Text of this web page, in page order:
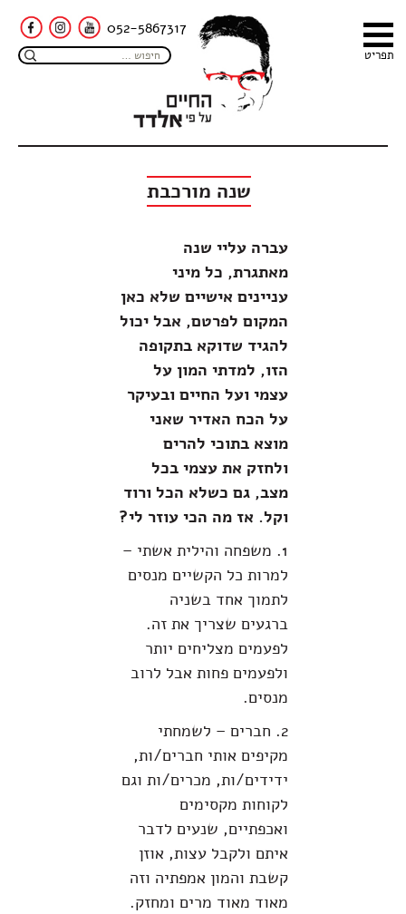
052-5867317
שנה מורכבת
עברה עליי שנה
מאתגרת, כל מיני
עניינים אישיים שלא כאן
המקום לפרטם, אבל יכול
להגיד שדוקא בתקופה
הזו, למדתי המון על
עצמי ועל החיים ובעיקר
על הכח האדיר שאני
מוצא בתוכי להרים
ולחזק את עצמי בכל
מצב, גם כשלא הכל ורוד
וקל. אז מה הכי עוזר לי?
1. משפחה והילית אשתי –
למרות כל הקשיים מנסים
לתמוך אחד בשניה
ברגעים שצריך את זה.
לפעמים מצליחים יותר
ולפעמים פחות אבל לרוב
מנסים.
2. חברים – לשמחתי
מקיפים אותי חברים/ות,
ידידים/ות, מכרים/ות וגם
לקוחות מקסימים
ואכפתיים, שנעים לדבר
איתם ולקבל עצות, אוזן
קשבת והמון אמפתיה וזה
מאוד מאוד מרים ומחזק.
תפריט